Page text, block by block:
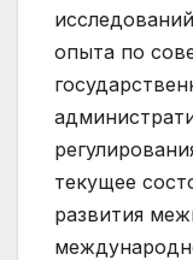
опыта по
текущее
развития